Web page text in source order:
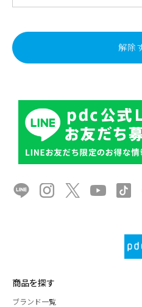
商品を探す
ブランド一覧